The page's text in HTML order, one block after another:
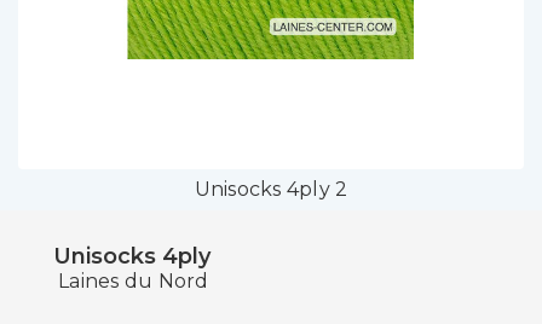
Unisocks 4ply 2
Unisocks 4ply
Laines du Nord